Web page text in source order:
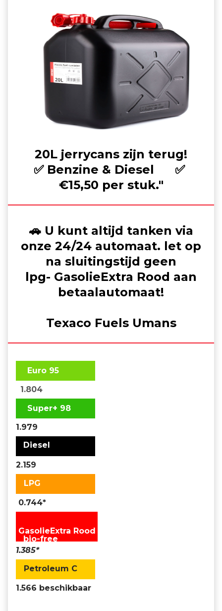
20L jerrycans zijn terug!
✅ Benzine & Diesel ✅
€15,50 per stuk."
🚗 U kunt altijd tanken via
onze 24/24 automaat. let op
na sluitingstijd geen
lpg- GasolieExtra Rood aan
betaalautomaat!
Texaco Fuels Umans
Euro 95
1.804
Super+ 98
1.979
Diesel
2.159
LPG
0.744*
GasolieExtra Rood
bio-free
1.385*
Petroleum C
1.566 beschikbaar